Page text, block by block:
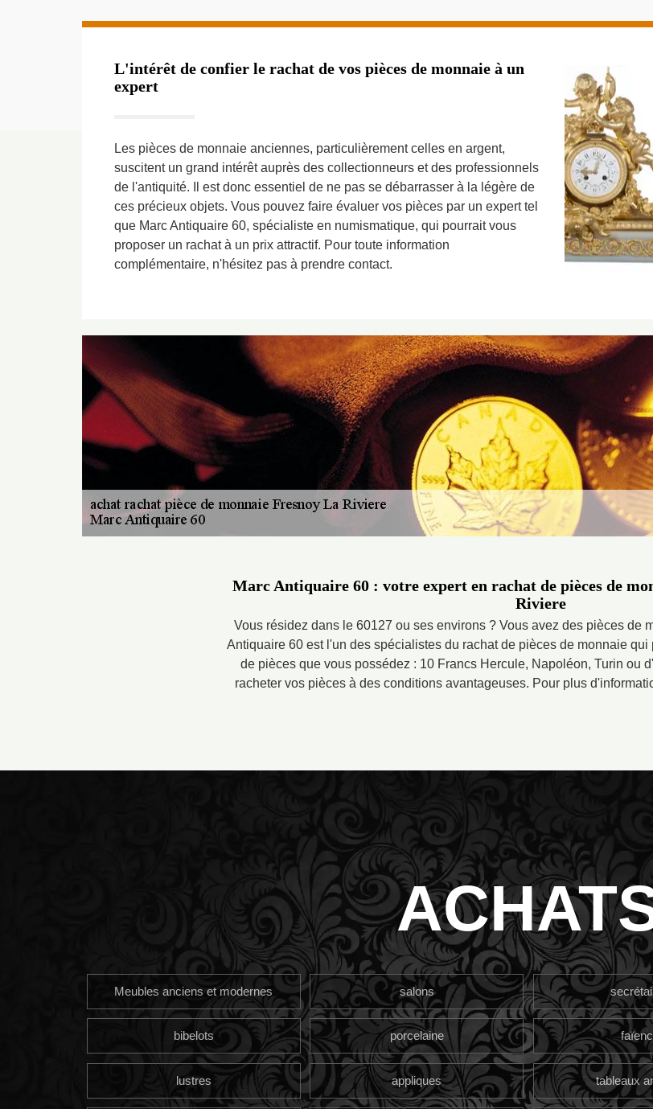
L'intérêt de confier le rachat de vos pièces de monnaie à un
expert
Les pièces de monnaie anciennes, particulièrement celles en argent,
suscitent un grand intérêt auprès des collectionneurs et des professionnels
de l'antiquité. Il est donc essentiel de ne pas se débarrasser à la légère de
ces précieux objets. Vous pouvez faire évaluer vos pièces par un expert tel
que Marc Antiquaire 60, spécialiste en numismatique, qui pourrait vous
proposer un rachat à un prix attractif. Pour toute information
complémentaire, n'hésitez pas à prendre contact.
Marc Antiquaire 60 : votre expert en rachat de pièces de
Riviere
Vous résidez dans le 60127 ou ses environs ? Vous avez des pièces de
Antiquaire 60 est l'un des spécialistes du rachat de pièces de monnaie
de pièces que vous possédez : 10 Francs Hercule, Napoléon, Turin ou
racheter vos pièces à des conditions avantageuses. Pour plus
Meubles anciens et modernes salons
bibelots porcelaine
lustres appliques tableaux